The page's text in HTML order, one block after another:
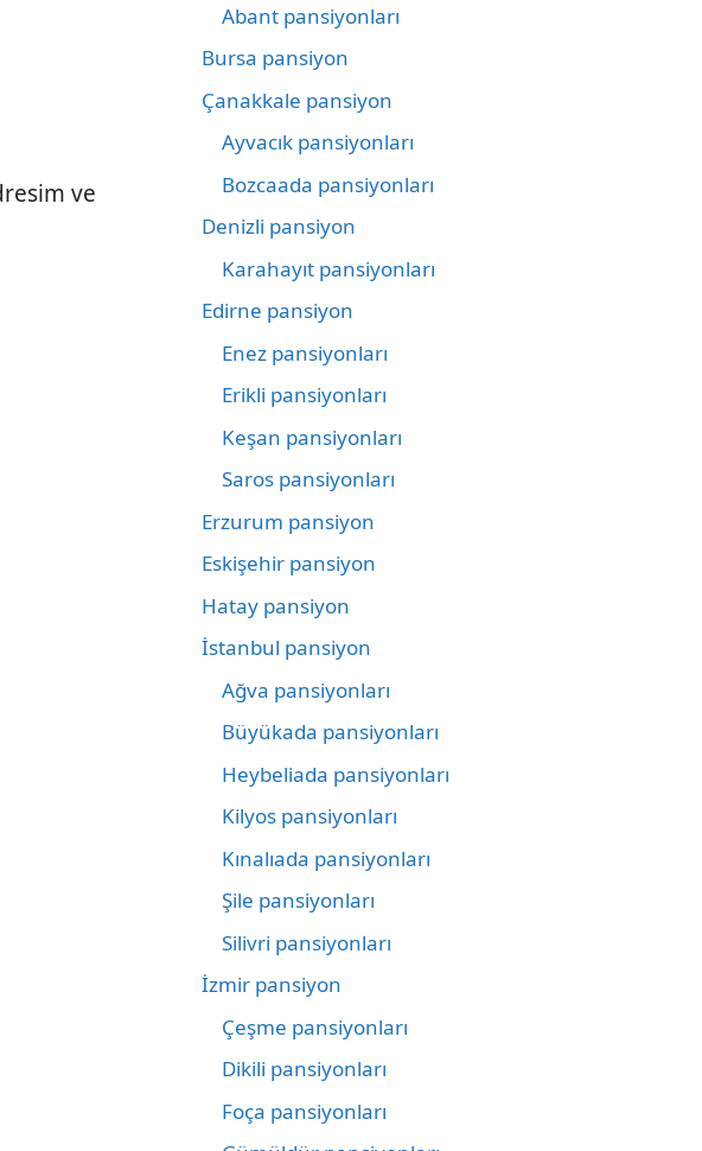
ve
Abant pansiyonları
Bursa pansiyon
Çanakkale pansiyon
Ayvacık pansiyonları
Bozcaada pansiyonları
Denizli pansiyon
Karahayıt pansiyonları
Edirne pansiyon
Enez pansiyonları
Erikli pansiyonları
Keşan pansiyonları
Saros pansiyonları
Erzurum pansiyon
Eskişehir pansiyon
Hatay pansiyon
İstanbul pansiyon
Ağva pansiyonları
Büyükada pansiyonları
Heybeliada pansiyonları
Kilyos pansiyonları
Kınalıada pansiyonları
Şile pansiyonları
Silivri pansiyonları
İzmir pansiyon
Çeşme pansiyonları
Dikili pansiyonları
Foça pansiyonları